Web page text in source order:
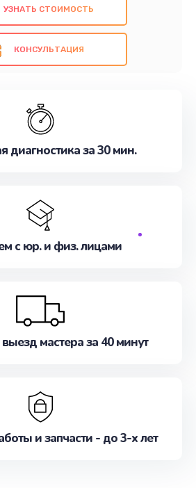
УЗНАТЬ СТОИМОСТЬ
КОНСУЛЬТАЦИЯ
диагностика за 30 мин.
с юр. и физ. лицами
мастера за 40 минут
и запчасти - до 3-х лет